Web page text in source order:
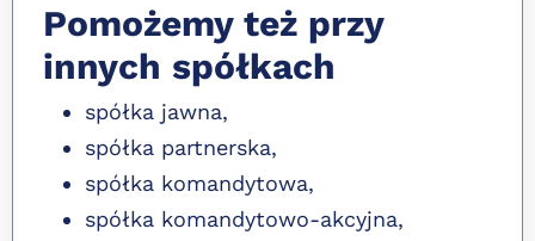
Pomożemy też przy
innych spółkach
spółka jawna,
spółka partnerska,
spółka komandytowa,
spółka komandytowo-akcyjna,